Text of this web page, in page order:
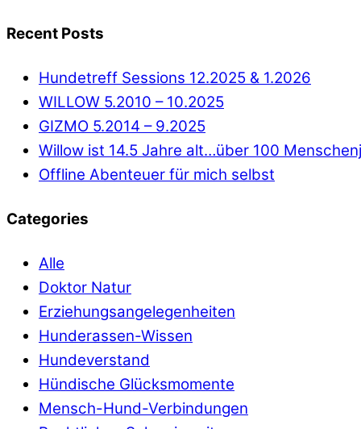
Recent Posts
Hundetreff Sessions 12.2025 & 1.2026
WILLOW 5.2010 – 10.2025
GIZMO 5.2014 – 9.2025
Willow ist 14.5 Jahre alt…über 100
Offline Abenteuer für mich selbst
Categories
Alle
Doktor Natur
Erziehungsangelegenheiten
Hunderassen-Wissen
Hundeverstand
Hündische Glücksmomente
Mensch-Hund-Verbindungen